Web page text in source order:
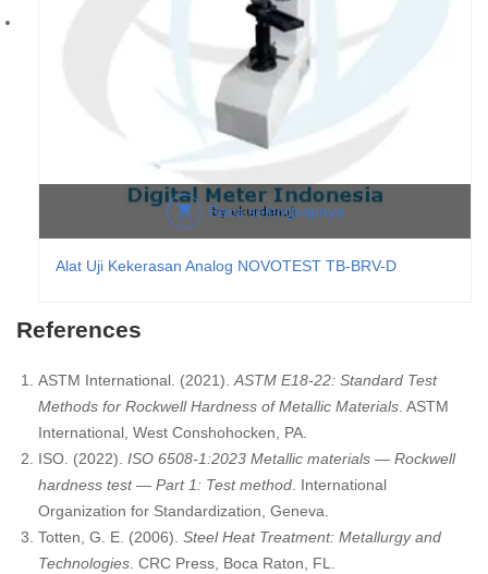
Baca selengkapnya
Alat Uji Kekerasan Analog NOVOTEST TB-BRV-D
References
ASTM International. (2021). ASTM E18-22: Standard Test
Methods for Rockwell Hardness of Metallic Materials . ASTM
International, West Conshohocken, PA.
ISO. (2022). ISO 6508-1:2023 Metallic materials — Rockwell
hardness test — Part 1: Test method . International
Organization for Standardization, Geneva.
Totten, G. E. (2006). Steel Heat Treatment: Metallurgy and
Technologies . CRC Press, Boca Raton, FL.